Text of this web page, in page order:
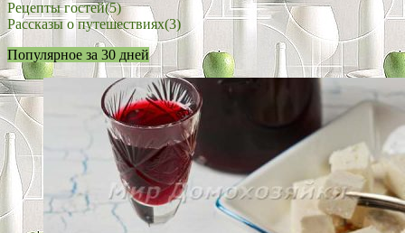
Рецепты гостей(5)
Рассказы о путешествиях(3)
Популярное за 30 дней